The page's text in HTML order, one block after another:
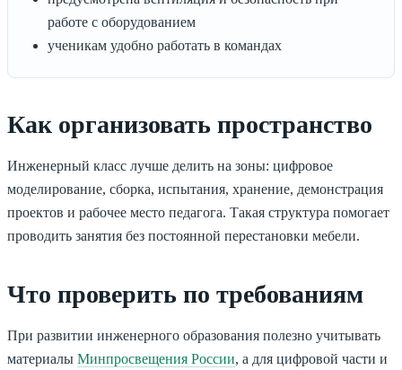
работе с оборудованием
ученикам удобно работать в командах
Как организовать пространство
Инженерный класс лучше делить на зоны: цифровое
моделирование, сборка, испытания, хранение, демонстрация
проектов и рабочее место педагога. Такая структура помогает
проводить занятия без постоянной перестановки мебели.
Что проверить по требованиям
При развитии инженерного образования полезно учитывать
материалы Минпросвещения России, а для цифровой части и